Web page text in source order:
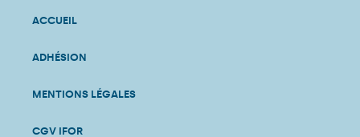
ACCUEIL
ADHÉSION
MENTIONS LÉGALES
CGV IFOR